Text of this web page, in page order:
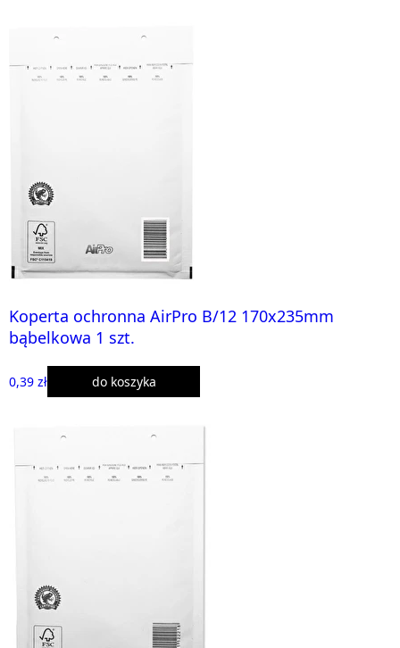
Koperta ochronna AirPro B/12 170x235mm
bąbelkowa 1 szt.
0,39 zł do koszyka